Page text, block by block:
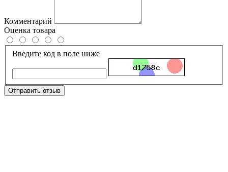
Комментарий
Оценка товара
Введите код в поле ниже
Отправить отзыв